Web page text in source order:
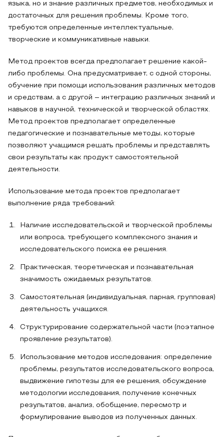
языка, но и знание различных предметов, необходимых и
достаточных для решения проблемы. Кроме того,
требуются определенные интеллектуальные,
творческие и коммуникативные навыки.
Метод проектов всегда предполагает решение какой-
либо проблемы. Она предусматривает, с одной стороны,
обучение при помощи использования различных методов
и средствам, а с другой – интеграцию различных знаний и
навыков в научной, технической и творческой областях.
Метод проектов предполагает определенные
педагогические и познавательные методы, которые
позволяют учащимся решать проблемы и представлять
свои результаты как продукт самостоятельной
деятельности.
Использование метода проектов предполагает
выполнение ряда требований:
Наличие исследовательской и творческой проблемы
или вопроса, требующего комплексного знания и
исследовательского поиска ее решения.
Практическая, теоретическая и познавательная
значимость ожидаемых результатов.
Самостоятельная (индивидуальная, парная, групповая)
деятельность учащихся.
Структурирование содержательной части (поэтапное
проявление результатов).
Использование методов исследования: определение
проблемы, результатов исследовательского вопроса,
выдвижение гипотезы для ее решения, обсуждение
методологии исследования, получение конечных
результатов, анализ, обобщение, пересмотр и
формулирование выводов из полученных данных.